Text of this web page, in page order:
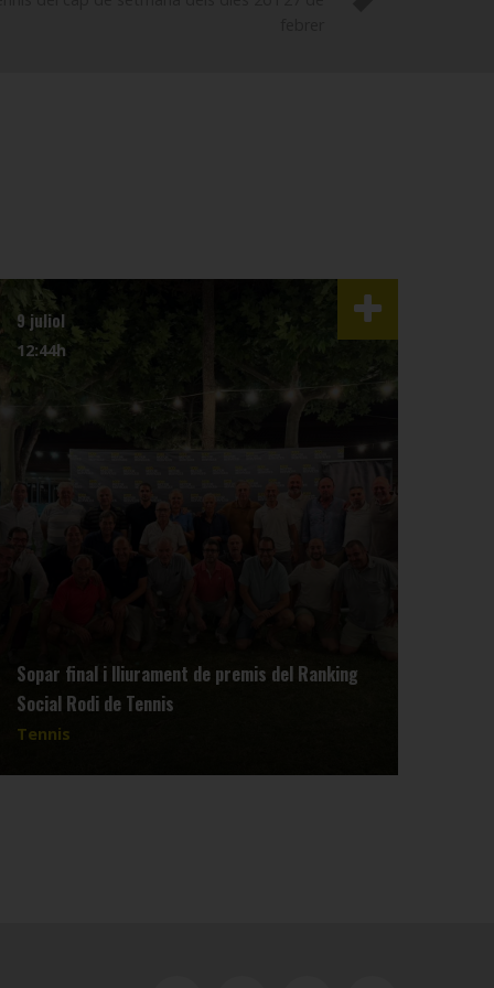
9 juliol
12:44h
Sopar final i lliurament de premis del Ranking
Social Rodi de Tennis
Tennis